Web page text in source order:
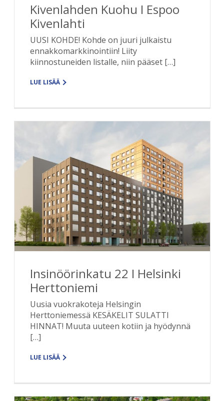
Kivenlahden Kuohu I Espoo
Kivenlahti
UUSI KOHDE! Kohde on juuri julkaistu
ennakkomarkkinointiin! Liity
kiinnostuneiden listalle, niin pääset […]
LUE LISÄÄ
Insinöörinkatu 22 I Helsinki
Herttoniemi
Uusia vuokrakoteja Helsingin
Herttoniemessä KESÄKELIT SULATTI
HINNAT! Muuta uuteen kotiin ja hyödynnä
[…]
LUE LISÄÄ